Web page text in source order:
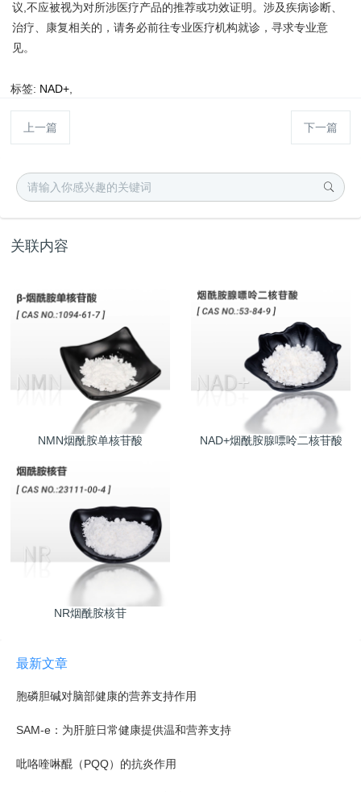
议,不应被视为对所涉医疗产品的推荐或功效证明。涉及疾病诊断、
治疗、康复相关的，请务必前往专业医疗机构就诊，寻求专业意
见。
标签: NAD+
上一篇 下一篇
关联内容
NMN烟酰胺单核苷酸 NAD+烟酰胺腺嘌呤二核苷酸
NR烟酰胺核苷
最新文章
胞磷胆碱对脑部健康的营养支持作用
SAM-e：为肝脏日常健康提供温和营养支持
吡咯喹啉醌（PQQ）的抗炎作用